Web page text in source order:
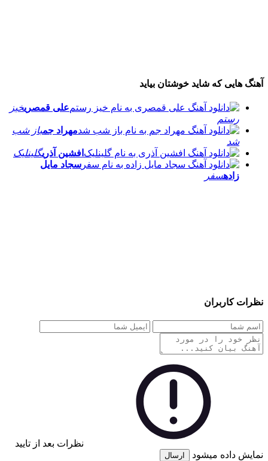
آهنگ هایی که شاید خوشتان بیاید
علی قمصریخیز
رستم
مهراد جمباز شب
شد
افشین آذریگلینلیک
سجاد مایل
زادهسفر
نظرات کاربران
نظرات بعد از تایید
نمایش داده میشود
ارسال